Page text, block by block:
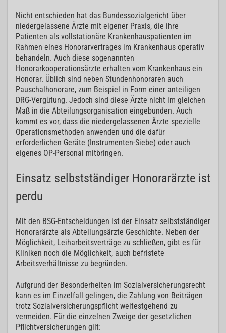
Nicht entschieden hat das Bundessozialgericht über
niedergelassene Ärzte mit eigener Praxis, die ihre
Patienten als vollstationäre Krankenhauspatienten im
Rahmen eines Honorarvertrages im Krankenhaus operativ
behandeln. Auch diese sogenannten
Honorarkooperationsärzte erhalten vom Krankenhaus ein
Honorar. Üblich sind neben Stundenhonoraren auch
Pauschalhonorare, zum Beispiel in Form einer anteiligen
DRG-Vergütung. Jedoch sind diese Ärzte nicht im gleichen
Maß in die Abteilungsorganisation eingebunden. Auch
kommt es vor, dass die niedergelassenen Ärzte spezielle
Operationsmethoden anwenden und die dafür
erforderlichen Geräte (Instrumenten-Siebe) oder auch
eigenes OP-Personal mitbringen.
Einsatz selbstständiger Honorarärzte ist
perdu
Mit den BSG-Entscheidungen ist der Einsatz selbstständiger
Honorarärzte als Abteilungsärzte Geschichte. Neben der
Möglichkeit, Leiharbeitsverträge zu schließen, gibt es für
Kliniken noch die Möglichkeit, auch befristete
Arbeitsverhältnisse zu begründen.
Aufgrund der Besonderheiten im Sozialversicherungsrecht
kann es im Einzelfall gelingen, die Zahlung von Beiträgen
trotz Sozialversicherungspflicht weitestgehend zu
vermeiden. Für die einzelnen Zweige der gesetzlichen
Pflichtversicherungen gilt: